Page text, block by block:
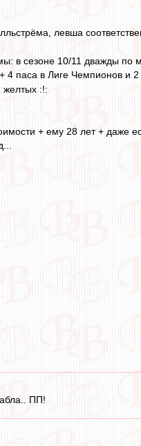
левша
в сезоне 10/11 дважды
4 паса в Лиге Чемпионов и
желтых :!:
+ ему 28 лет + даже
ПП!